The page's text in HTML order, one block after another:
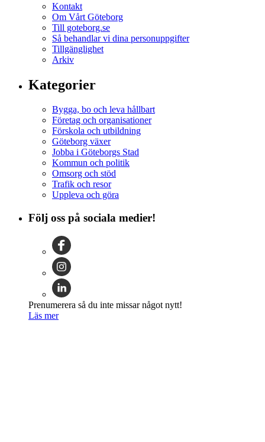
Kontakt
Om Vårt Göteborg
Till goteborg.se
Så behandlar vi dina personuppgifter
Tillgänglighet
Arkiv
Kategorier
Bygga, bo och leva hållbart
Företag och organisationer
Förskola och utbildning
Göteborg växer
Jobba i Göteborgs Stad
Kommun och politik
Omsorg och stöd
Trafik och resor
Uppleva och göra
Följ oss på sociala medier!
Prenumerera så du inte missar något nytt!
Läs mer